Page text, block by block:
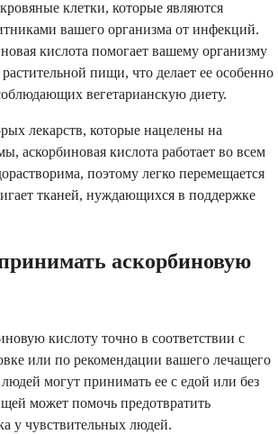
клетки, которые являются
вашего организма от инфекций.
кислота помогает вашему организму
растительной пищи, что делает ее особенно
вегетарианскую диету.
лекарств, которые нацелены на
аскорбиновая кислота работает во всем
поэтому легко перемещается
тканей, нуждающихся в поддержке
аскорбиновую
кислоту точно в соответствии с
или по рекомендации вашего лечащего
могут принимать ее с едой или без
может помочь предотвратить
у чувствительных людей.